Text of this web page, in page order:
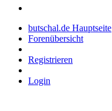
butschal.de Hauptseite
Forenübersicht
Registrieren
Login